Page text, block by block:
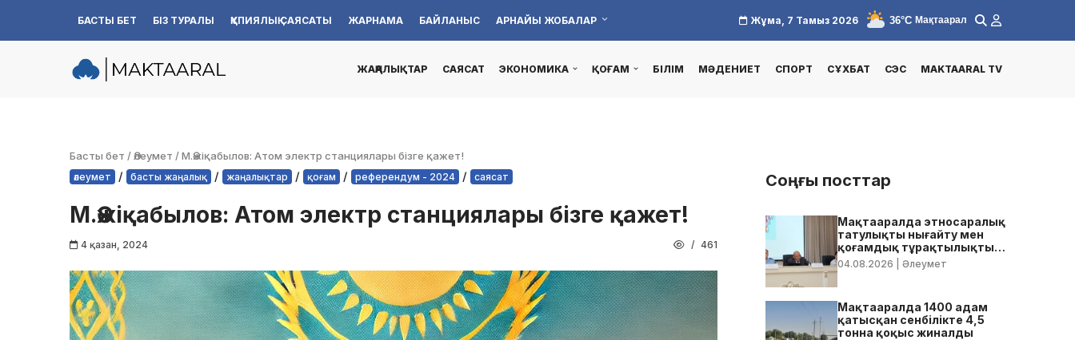
Skip
БАСТЫ БЕТ БІЗ ТУРАЛЫ ҚҰПИЯЛЫҚ САЯСАТЫ ЖАРНАМА БАЙЛАНЫС АРНАЙЫ ЖОБАЛАР Жұма, 7 Тамыз 2026 36°C Мақтаарал
ЖАҢАЛЫҚТАР САЯСАТ ЭКОНОМИКА ҚОҒАМ БІЛІМ МӘДЕНИЕТ СПОРТ СҰХБАТ СЭС MAKTAARAL TV
Басты бет /Әлеумет /М.Әжіқабылов: Атом электр станциялары бізге қажет!
әлеумет / басты жаңалық / жаңалықтар / қоғам / референдум - 2024 / саясат
М.Әжіқабылов: Атом электр станциялары бізге қажет!
4 қазан, 2024 461
Соңғы посттар
Мақтааралда этносаралық
татулықты нығайту мен
қоғамдық тұрақтылықты
қамтамасыз ету бойынша
жедел кеңес өтті
04.08.2026 | Әлеумет
Мақтааралда 1400 адам
қатысқан сенбілікте 4,5
тонна қоқыс жиналды